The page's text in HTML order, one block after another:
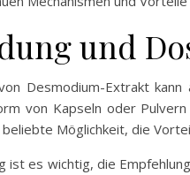
und
Desmodium-Extrakt
von Kapseln oder
Möglichkeit, die
ist es wichtig, die